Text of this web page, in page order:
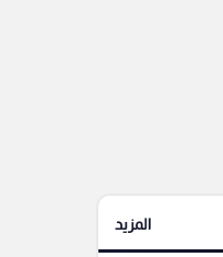
المزيد